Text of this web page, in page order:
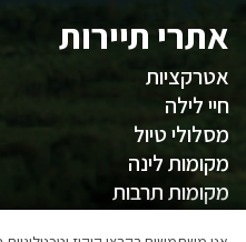
אתרי תיירות
אטרקציות
חיי לילה
מסלולי טיול
מקומות לינה
מקומות תרבות